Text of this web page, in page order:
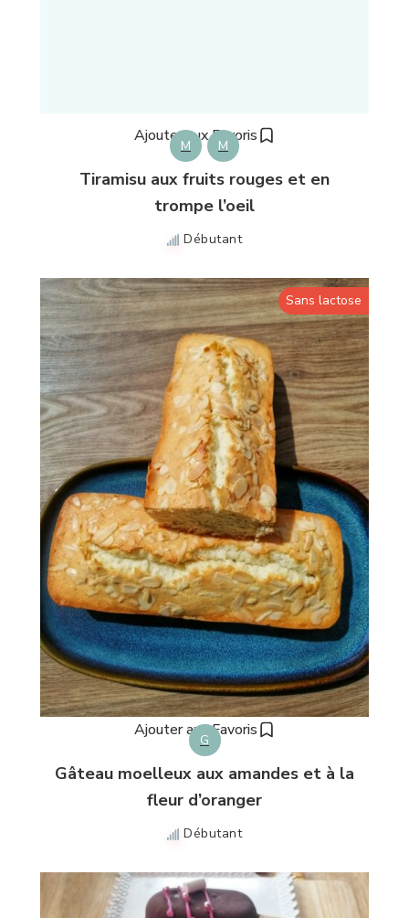
Ajouter aux Favoris
M M
Tiramisu aux fruits rouges et en
trompe l’oeil
Débutant
Ajouter aux Favoris
Sans lactose
G
Gâteau moelleux aux amandes et à la
fleur d’oranger
Débutant